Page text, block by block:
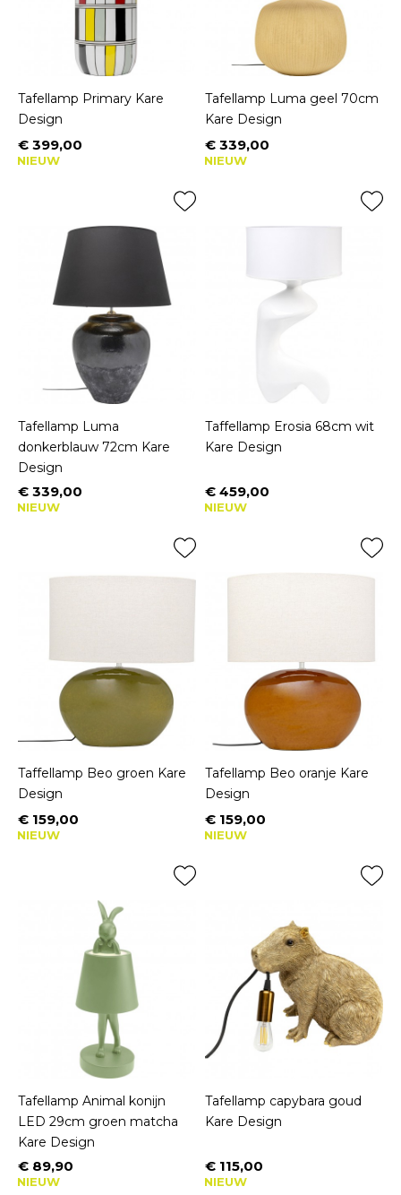
Tafellamp Primary Kare
Design
Prijs
€ 399,00
NIEUW
Tafellamp Luma geel 70cm
Kare Design
Prijs
€ 339,00
NIEUW
Tafellamp Luma
donkerblauw 72cm Kare
Design
Prijs
€ 339,00
NIEUW
Taffellamp Erosia 68cm wit
Kare Design
Prijs
€ 459,00
NIEUW
Taffellamp Beo groen Kare
Design
Prijs
€ 159,00
NIEUW
Tafellamp Beo oranje Kare
Design
Prijs
€ 159,00
NIEUW
Tafellamp Animal konijn
LED 29cm groen matcha
Kare Design
Prijs
€ 89,90
NIEUW
Tafellamp capybara goud
Kare Design
Prijs
€ 115,00
NIEUW